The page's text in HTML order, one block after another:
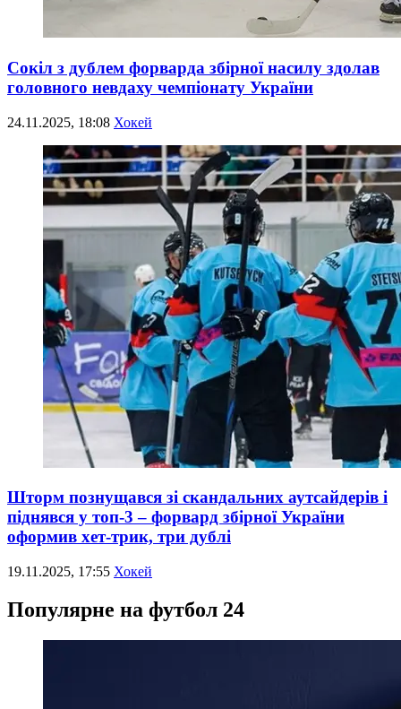
Сокіл з дублем форварда збірної насилу здолав
головного невдаху чемпіонату України
24.11.2025, 18:08 Хокей
Шторм познущався зі скандальних аутсайдерів і
піднявся у топ-3 – форвард збірної України
оформив хет-трик, три дублі
19.11.2025, 17:55 Хокей
Популярне на футбол 24